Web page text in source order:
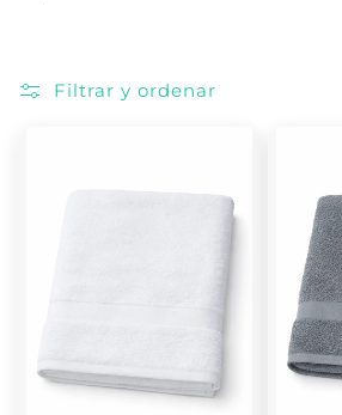
Filtrar y ordenar